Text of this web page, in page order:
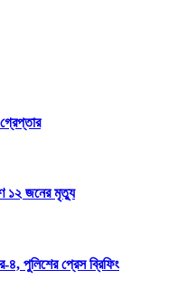
১২ জনের মৃত্যু
৪, পুলিশের প্রেস ব্রিফিং